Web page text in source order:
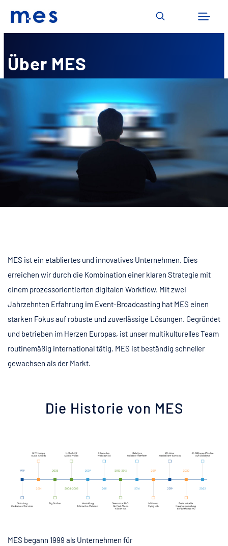
content
Über MES
MES ist ein etabliertes und innovatives Unternehmen. Dies
erreichen wir durch die Kombination einer klaren Strategie mit
einem prozessorientierten digitalen Workflow. Mit zwei
Jahrzehnten Erfahrung im Event-Broadcasting hat MES einen
starken Fokus auf robuste und zuverlässige Lösungen. Gegründet
und betrieben im Herzen Europas, ist unser multikulturelles Team
routinemäßig international tätig. MES ist beständig schneller
gewachsen als der Markt.
Die Historie von MES
MES begann 1999 als Unternehmen für